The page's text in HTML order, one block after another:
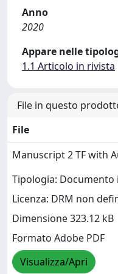
Anno
2020
Appare nelle
1.1 Articolo in rivista
File in questo
File
Manuscript 2 TF with
Tipologia:
Licenza: DRM non
Dimensione 323.12 kB
Formato Adobe PDF
Visualizza/Apri